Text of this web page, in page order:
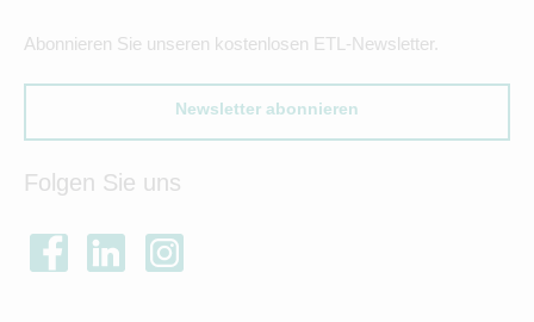
Abonnieren Sie unseren kostenlosen ETL-Newsletter.
Newsletter abonnieren
Folgen Sie uns